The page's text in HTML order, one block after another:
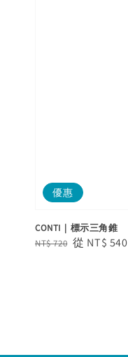
優惠
CONTI｜標示三角錐
Regular
NT$ 720 Sale
從 NT$ 540